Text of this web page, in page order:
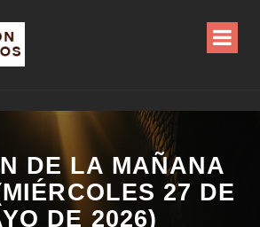
DE LA MAÑANA
27 DE
DE 2026)